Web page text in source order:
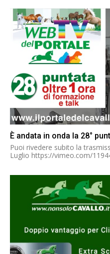
È andata in onda la 28°
Puoi rivedere subito la